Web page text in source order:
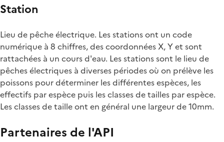
Station
Lieu de pêche électrique. Les stations ont un code
numérique à 8 chiffres, des coordonnées X, Y et sont
rattachées à un cours d'eau. Les stations sont le lieu de
pêches électriques à diverses périodes où on prélève les
poissons pour déterminer les différentes espèces, les
effectifs par espèce puis les classes de tailles par espèce.
Les classes de taille ont en général une largeur de 10mm.
Partenaires de l'API